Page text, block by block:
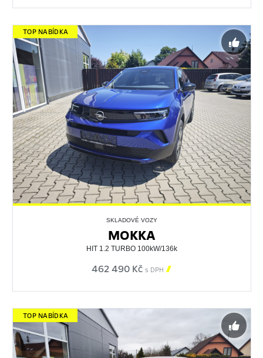
TOP NABÍDKA
SKLADOVÉ VOZY
MOKKA
HIT 1.2 TURBO 100kW/136k
462 490 Kč s DPH 
TOP NABÍDKA